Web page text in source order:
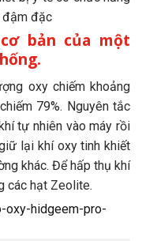
đậm đặc
bản của một
oxy chiếm khoảng
79%. Nguyên tắc
tự nhiên vào máy rồi
lại khí oxy tinh khiết
khác. Để hấp thụ khí
các hạt Zeolite.